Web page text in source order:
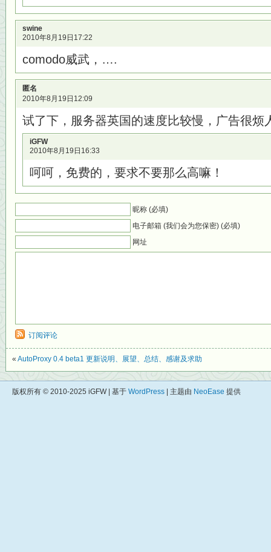
swine
2010年8月19日17:22
comodo威武，….
匿名
2010年8月19日12:09
试了下，服务器英国的速度比较慢，广告很烦
iGFW
2010年8月19日16:33
呵呵，免费的，要求不要那么高嘛！
昵称 (必填)
电子邮箱 (我们会为您保密) (必填)
网址
订阅评论
« AutoProxy 0.4 beta1 更新说明、展望、总结、感谢及求助
版权所有 © 2010-2025 iGFW | 基于 WordPress | 主题由 NeoEase 提供